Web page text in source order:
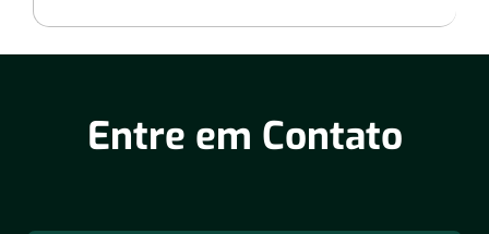
Entre em Contato